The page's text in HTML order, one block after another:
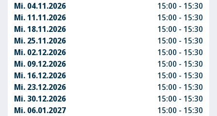
Mi. 04.11.2026
15:00 - 15:30
Mi. 11.11.2026
15:00 - 15:30
Mi. 18.11.2026
15:00 - 15:30
Mi. 25.11.2026
15:00 - 15:30
Mi. 02.12.2026
15:00 - 15:30
Mi. 09.12.2026
15:00 - 15:30
Mi. 16.12.2026
15:00 - 15:30
Mi. 23.12.2026
15:00 - 15:30
Mi. 30.12.2026
15:00 - 15:30
Mi. 06.01.2027
15:00 - 15:30